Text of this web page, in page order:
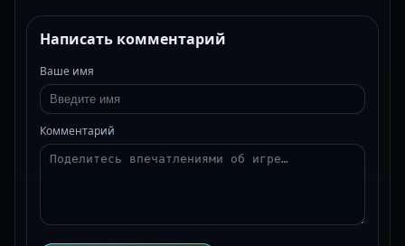
Написать комментарий
Ваше имя
Комментарий